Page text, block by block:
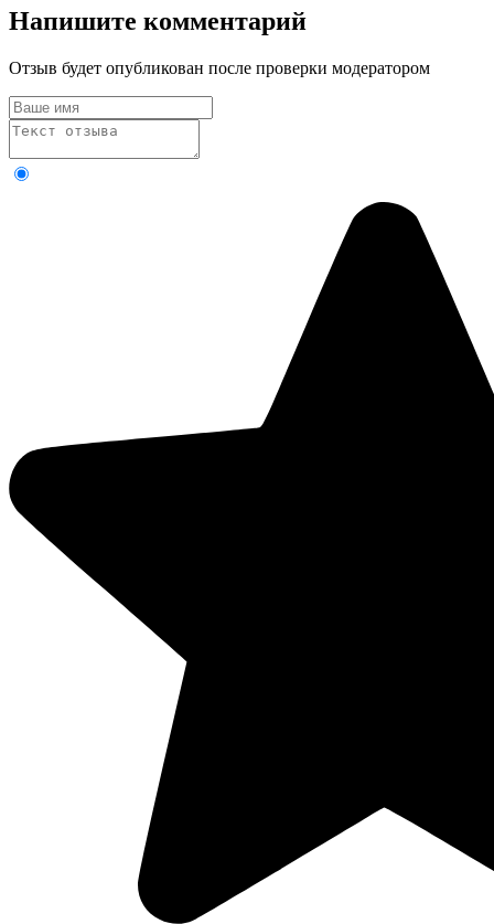
Напишите комментарий
Отзыв будет опубликован после проверки модератором